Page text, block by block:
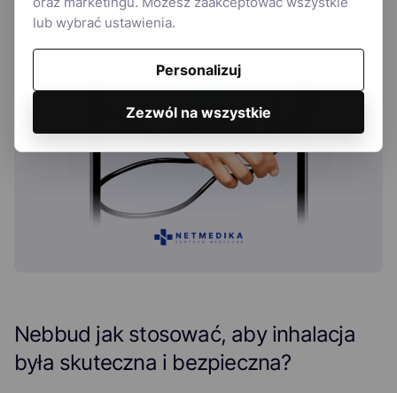
Nebbud jak stosować, aby inhalacja
była skuteczna i bezpieczna?
lub wybrać ustawienia.
Personalizuj
Zezwól na wszystkie